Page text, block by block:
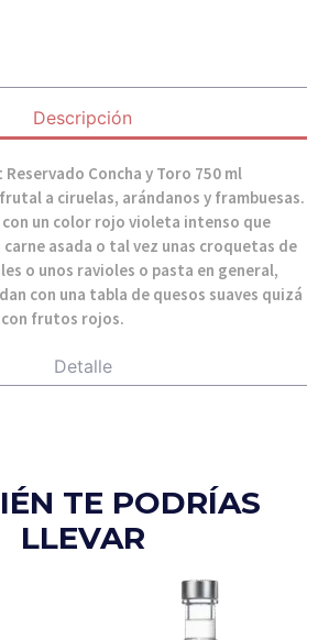
Descripción
Detalle
Concha y Toro 750 ml
a ciruelas, arándanos y frambuesas.
con un color rojo violeta intenso que
asada o tal vez unas croquetas de
o unos ravioles o pasta en general,
con una tabla de quesos suaves quizá
frutos rojos.
TE PODRÍAS
LLEVAR